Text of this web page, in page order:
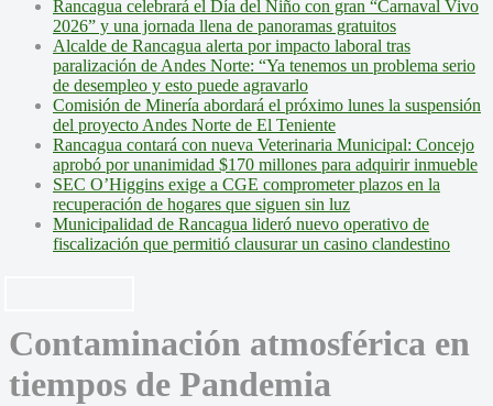
Rancagua celebrará el Día del Niño con gran “Carnaval Vivo
2026” y una jornada llena de panoramas gratuitos
Alcalde de Rancagua alerta por impacto laboral tras
paralización de Andes Norte: “Ya tenemos un problema serio
de desempleo y esto puede agravarlo
Comisión de Minería abordará el próximo lunes la suspensión
del proyecto Andes Norte de El Teniente
Rancagua contará con nueva Veterinaria Municipal: Concejo
aprobó por unanimidad $170 millones para adquirir inmueble
SEC O’Higgins exige a CGE comprometer plazos en la
recuperación de hogares que siguen sin luz
Municipalidad de Rancagua lideró nuevo operativo de
fiscalización que permitió clausurar un casino clandestino
Contaminación atmosférica en
tiempos de Pandemia